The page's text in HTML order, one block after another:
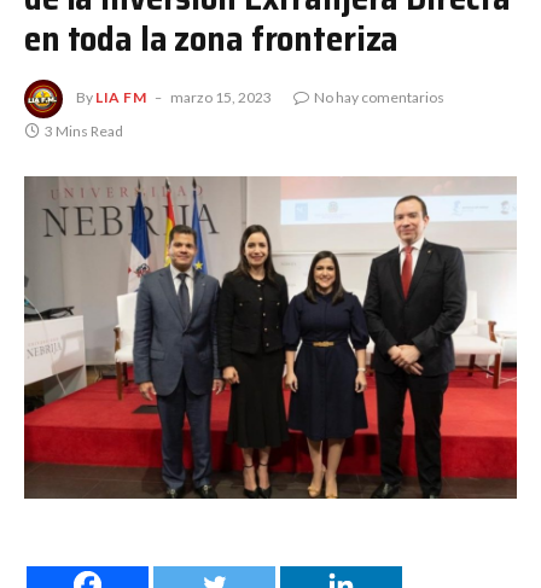
en toda la zona fronteriza
By LIA FM marzo 15, 2023
No hay comentarios
3 Mins Read